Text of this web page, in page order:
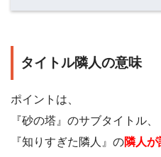
タイトル隣人の意味
ポイントは、
『砂の塔』のサブタイトル、
『知りすぎた隣人』の隣人